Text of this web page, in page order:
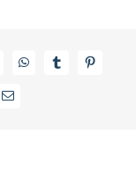
WhatsAppTumblrPinterest
Email